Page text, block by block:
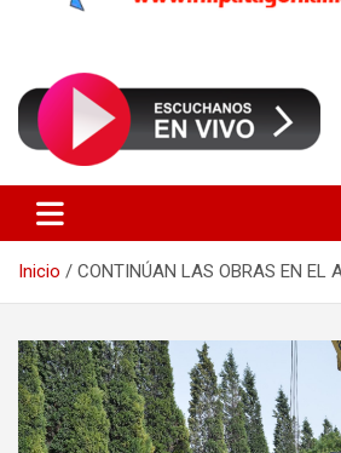
FM Patagonia
Inicio CONTINÚAN LAS OBRAS EN EL